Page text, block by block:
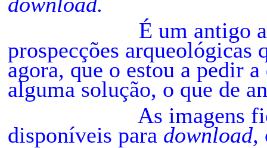
É um antigo aluno
prospecções arqueológicas
agora, que o estou a pedir
alguma solução, o que de
As imagens ficarão
disponíveis para download,